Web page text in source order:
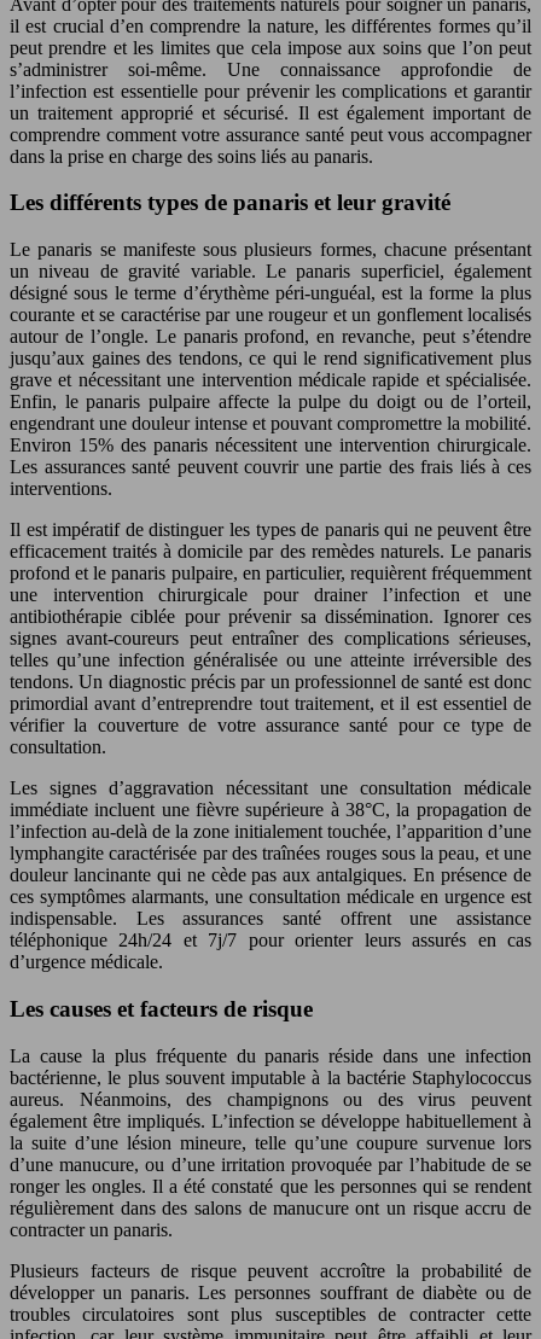
il est crucial d’en comprendre la nature, les différentes formes qu’il
peut prendre et les limites que cela impose aux soins que l’on peut
s’administrer soi-même. Une connaissance approfondie de
l’infection est essentielle pour prévenir les complications et garantir
un traitement approprié et sécurisé. Il est également important de
comprendre comment votre assurance santé peut vous accompagner
dans la prise en charge des soins liés au panaris.
Les différents types de panaris et leur gravité
Le panaris se manifeste sous plusieurs formes, chacune présentant
un niveau de gravité variable. Le panaris superficiel, également
désigné sous le terme d’érythème péri-unguéal, est la forme la plus
courante et se caractérise par une rougeur et un gonflement localisés
autour de l’ongle. Le panaris profond, en revanche, peut s’étendre
jusqu’aux gaines des tendons, ce qui le rend significativement plus
grave et nécessitant une intervention médicale rapide et spécialisée.
Enfin, le panaris pulpaire affecte la pulpe du doigt ou de l’orteil,
engendrant une douleur intense et pouvant compromettre la mobilité.
Environ 15% des panaris nécessitent une intervention chirurgicale.
Les assurances santé peuvent couvrir une partie des frais liés à ces
interventions.
Il est impératif de distinguer les types de panaris qui ne peuvent être
efficacement traités à domicile par des remèdes naturels. Le panaris
profond et le panaris pulpaire, en particulier, requièrent fréquemment
une intervention chirurgicale pour drainer l’infection et une
antibiothérapie ciblée pour prévenir sa dissémination. Ignorer ces
signes avant-coureurs peut entraîner des complications sérieuses,
telles qu’une infection généralisée ou une atteinte irréversible des
tendons. Un diagnostic précis par un professionnel de santé est donc
primordial avant d’entreprendre tout traitement, et il est essentiel de
vérifier la couverture de votre assurance santé pour ce type de
consultation.
Les signes d’aggravation nécessitant une consultation médicale
immédiate incluent une fièvre supérieure à 38°C, la propagation de
l’infection au-delà de la zone initialement touchée, l’apparition d’une
lymphangite caractérisée par des traînées rouges sous la peau, et une
douleur lancinante qui ne cède pas aux antalgiques. En présence de
ces symptômes alarmants, une consultation médicale en urgence est
indispensable. Les assurances santé offrent une assistance
téléphonique 24h/24 et 7j/7 pour orienter leurs assurés en cas
d’urgence médicale.
Les causes et facteurs de risque
La cause la plus fréquente du panaris réside dans une infection
bactérienne, le plus souvent imputable à la bactérie Staphylococcus
aureus. Néanmoins, des champignons ou des virus peuvent
également être impliqués. L’infection se développe habituellement à
la suite d’une lésion mineure, telle qu’une coupure survenue lors
d’une manucure, ou d’une irritation provoquée par l’habitude de se
ronger les ongles. Il a été constaté que les personnes qui se rendent
régulièrement dans des salons de manucure ont un risque accru de
contracter un panaris.
Plusieurs facteurs de risque peuvent accroître la probabilité de
développer un panaris. Les personnes souffrant de diabète ou de
troubles circulatoires sont plus susceptibles de contracter cette